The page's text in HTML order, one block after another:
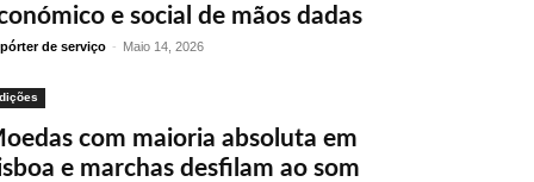
e social de mãos dadas
de serviço - Maio 14, 2026
com maioria absoluta em
e marchas desfilam ao som